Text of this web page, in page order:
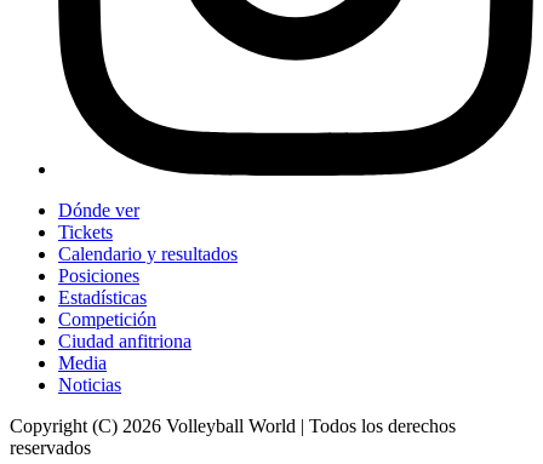
Dónde ver
Tickets
Calendario y resultados
Posiciones
Estadísticas
Competición
Ciudad anfitriona
Media
Noticias
Copyright (C) 2026 Volleyball World | Todos los derechos
reservados